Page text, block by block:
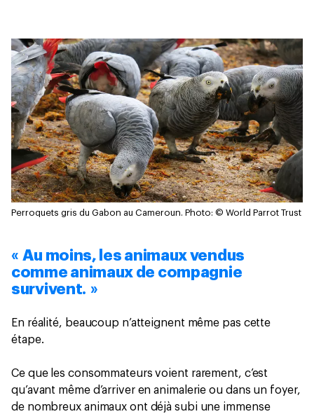
Perroquets gris du Gabon au Cameroun. Photo: © World Parrot Trust
« Au moins, les animaux vendus
comme animaux de compagnie
survivent. »
En réalité, beaucoup n’atteignent même pas cette
étape.
Ce que les consommateurs voient rarement, c’est
qu’avant même d’arriver en animalerie ou dans un foyer,
de nombreux animaux ont déjà subi une immense